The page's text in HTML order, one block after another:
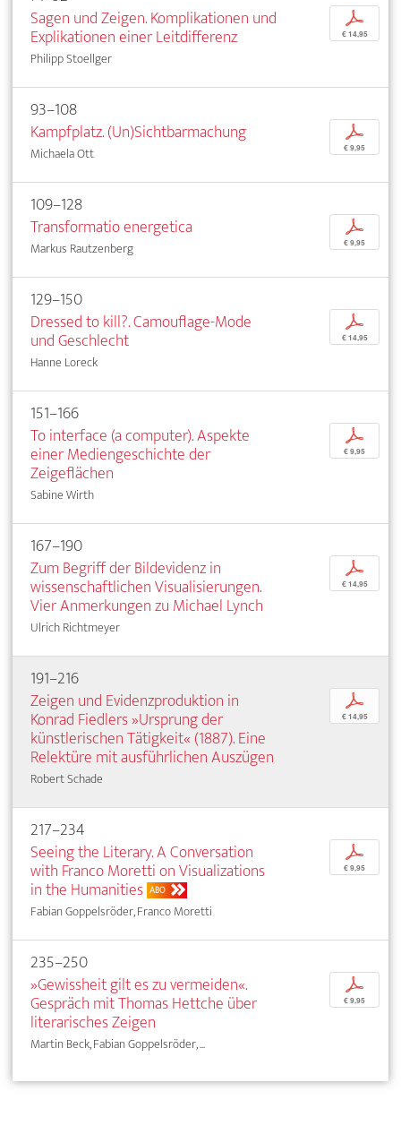
Sagen und Zeigen. Komplikationen und
Explikationen einer Leitdifferenz
Philipp Stoellger
p
€ 14,95
93–108
Kampfplatz. (Un)Sichtbarmachung
Michaela Ott
p
€ 9,95
109–128
Transformatio energetica
Markus Rautzenberg
p
€ 9,95
129–150
Dressed to kill?. Camouflage-Mode
und Geschlecht
Hanne Loreck
p
€ 14,95
151–166
To interface (a computer). Aspekte
einer Mediengeschichte der
Zeigeflächen
Sabine Wirth
p
€ 9,95
167–190
Zum Begriff der Bildevidenz in
wissenschaftlichen Visualisierungen.
Vier Anmerkungen zu Michael Lynch
Ulrich Richtmeyer
p
€ 14,95
191–216
Zeigen und Evidenzproduktion in
Konrad Fiedlers »Ursprung der
künstlerischen Tätigkeit« (1887). Eine
Relektüre mit ausführlichen Auszügen
Robert Schade
p
€ 14,95
217–234
Seeing the Literary. A Conversation
with Franco Moretti on Visualizations
in the Humanities ABO
Fabian Goppelsröder, Franco Moretti
p
€ 9,95
235–250
»Gewissheit gilt es zu vermeiden«.
Gespräch mit Thomas Hettche über
literarisches Zeigen
Martin Beck, Fabian Goppelsröder, ...
p
€ 9,95